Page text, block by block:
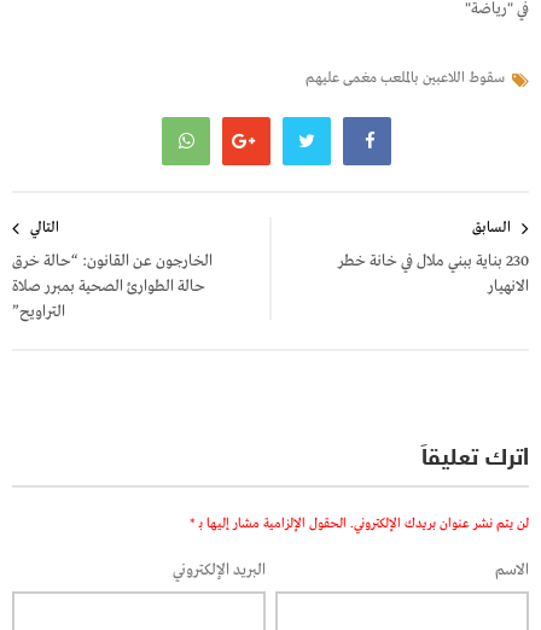
في "رياضة"
سقوط اللاعبين بالملعب مغمى عليهم
المقالات
السابق
230 بناية ببني ملال في خانة خطر
الانهيار
التالي
الخارجون عن القانون: “حالة خرق
حالة الطوارئ الصحية بمبرر صلاة
التراويح”
اترك تعليقاً
لن يتم نشر عنوان بريدك الإلكتروني. الحقول الإلزامية مشار إليها بـ *
الاسم البريد الإلكتروني